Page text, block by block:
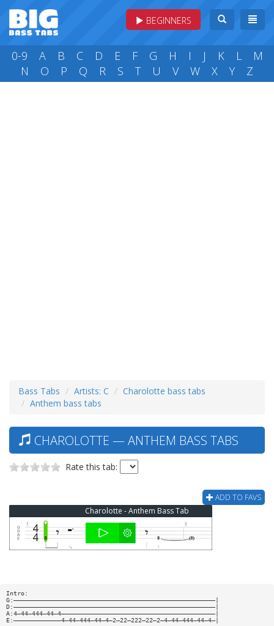
BEGINNERS
0-9 A B C D E F G H I J K L
M
N
O P Q R S T U V W X Y Z
Bass Tabs Artists: C
Charolotte bass tabs
Anthem bass tabs
CHAROLOTTE — ANTHEM BASS TABS
Rate this tab:
ADD TO FAVS
Charolotte - Anthem Bass Tab
Intro:
G:———————————————————————————————————————————————————————|
D:———————————————————————————————————————————————————————|
A:4—44—444—44—4——————————————————————————————————————————|
E:—————————————4—44—444—44—4—2—22—222—22—2—4—44—444—44—4—|